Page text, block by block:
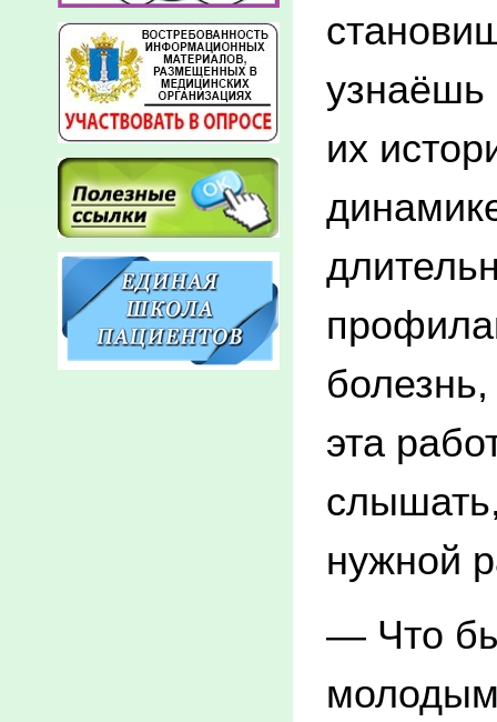
узнаёшь
их
эта
нужной
— Что